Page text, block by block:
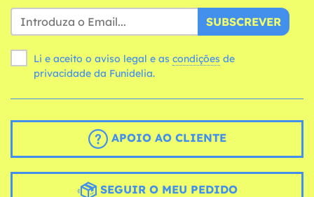
SUBSCREVER
Li e aceito o aviso legal e as condições
privacidade da Funidelia.
APOIO AO CLIENTE
SEGUIR O MEU PEDIDO